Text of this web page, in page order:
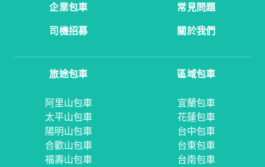
企業包車
常見問題
司機招募
關於我們
旅途包車
阿里山包車
太平山包車
陽明山包車
合歡山包車
福壽山包車
區域包車
宜蘭包車
花蓮包車
台中包車
台東包車
台南包車